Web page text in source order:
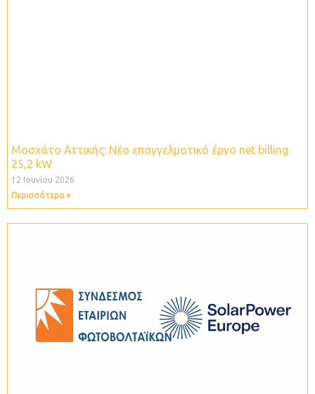
Μοσχάτο Αττικής: Νέο επαγγελματικό έργο net billing
25,2 kW
12 Ιουνίου 2026
Περισσότερα »